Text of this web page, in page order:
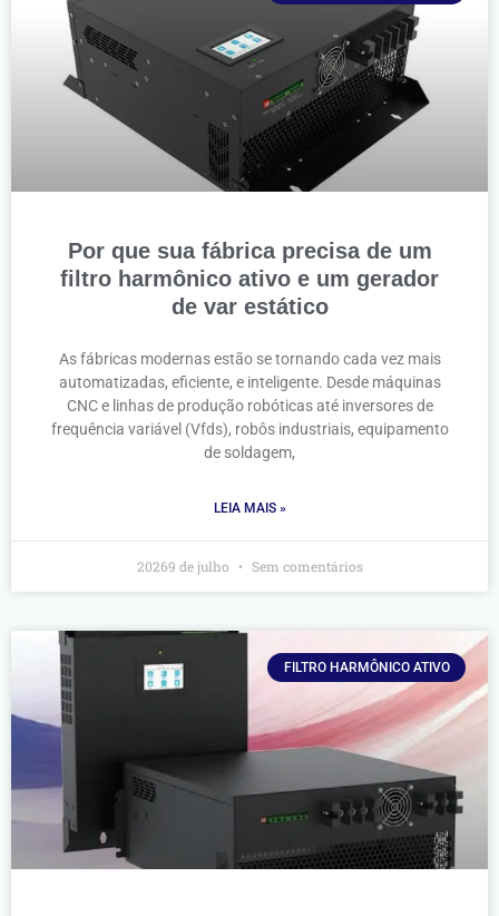
Por que sua fábrica precisa de um
filtro harmônico ativo e um gerador
de var estático
As fábricas modernas estão se tornando cada vez mais
automatizadas, eficiente, e inteligente. Desde máquinas
CNC e linhas de produção robóticas até inversores de
frequência variável (Vfds), robôs industriais, equipamento
de soldagem,
LEIA MAIS »
20269 de julho Sem comentários
FILTRO HARMÔNICO ATIVO